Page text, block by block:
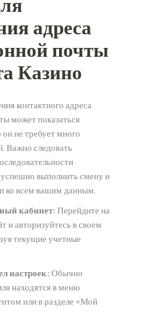
адреса
почты
Казино
контактного адреса
может показаться
не требует много
Важно следовать
выполнить смену и
ко всем вашим данным.
кабинет: Перейдите на
и авторизуйтесь в своем
текущие учетные
настроек: Обычно
находятся в меню
или в разделе «Мой